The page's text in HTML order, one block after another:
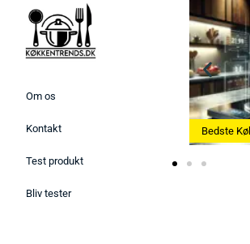
Om os
Kontakt
Test produkt
Bliv tester
2026 Bedste Køkkenvægte 2026